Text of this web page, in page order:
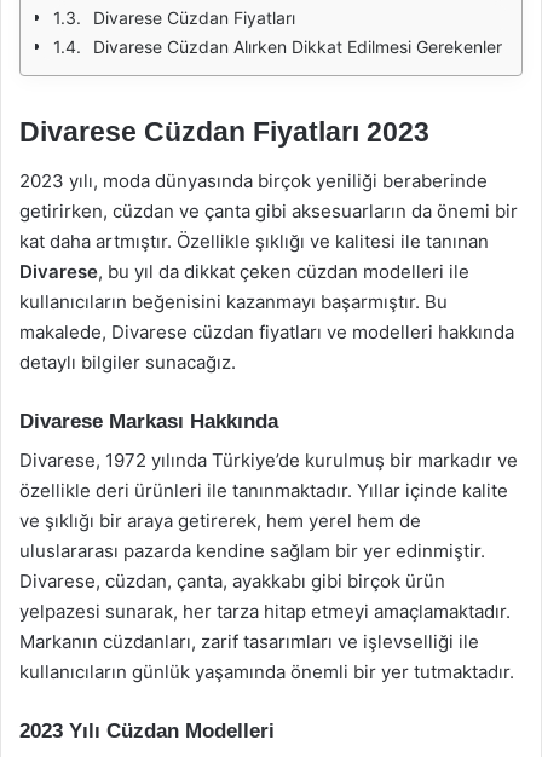
Divarese Cüzdan Fiyatları
Divarese Cüzdan Alırken Dikkat Edilmesi Gerekenler
Divarese Cüzdan Fiyatları 2023
2023 yılı, moda dünyasında birçok yeniliği beraberinde
getirirken, cüzdan ve çanta gibi aksesuarların da önemi bir
kat daha artmıştır. Özellikle şıklığı ve kalitesi ile tanınan
Divarese, bu yıl da dikkat çeken cüzdan modelleri ile
kullanıcıların beğenisini kazanmayı başarmıştır. Bu
makalede, Divarese cüzdan fiyatları ve modelleri hakkında
detaylı bilgiler sunacağız.
Divarese Markası Hakkında
Divarese, 1972 yılında Türkiye’de kurulmuş bir markadır ve
özellikle deri ürünleri ile tanınmaktadır. Yıllar içinde kalite
ve şıklığı bir araya getirerek, hem yerel hem de
uluslararası pazarda kendine sağlam bir yer edinmiştir.
Divarese, cüzdan, çanta, ayakkabı gibi birçok ürün
yelpazesi sunarak, her tarza hitap etmeyi amaçlamaktadır.
Markanın cüzdanları, zarif tasarımları ve işlevselliği ile
kullanıcıların günlük yaşamında önemli bir yer tutmaktadır.
2023 Yılı Cüzdan Modelleri